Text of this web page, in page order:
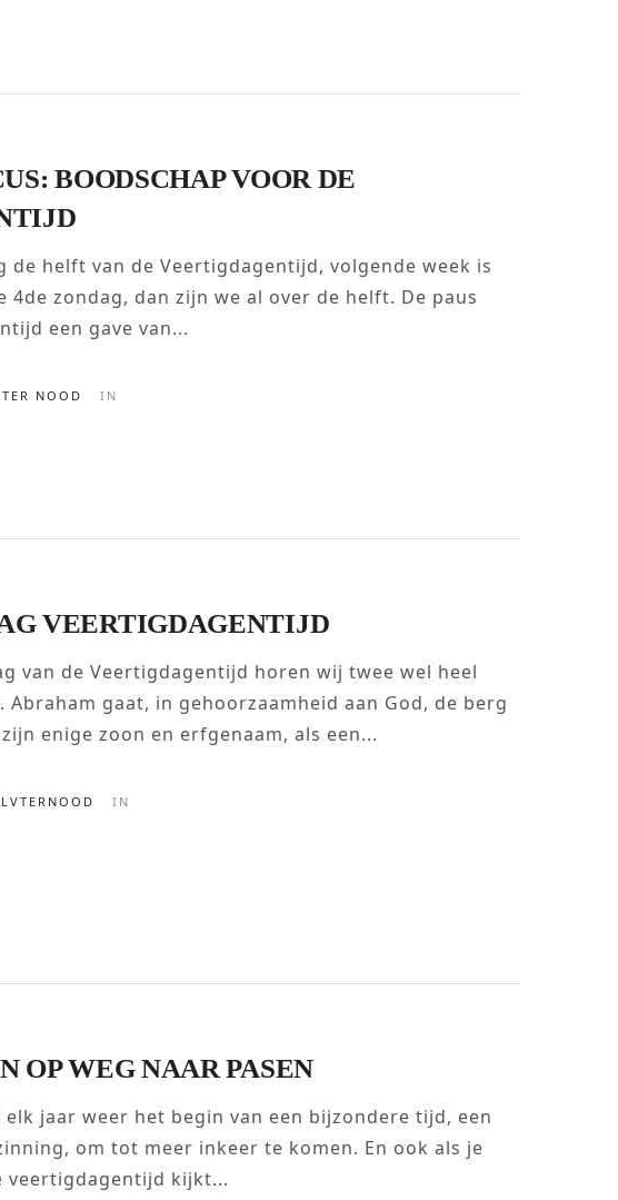
BOODSCHAP VOOR DE
de helft van de Veertigdagentijd, volgende week is
4de zondag, dan zijn we al over de helft. De paus
een gave van...
NOOD IN
VEERTIGDAGENTIJD
van de Veertigdagentijd horen wij twee wel heel
Abraham gaat, in gehoorzaamheid aan God, de berg
enige zoon en erfgenaam, als een...
IN
OP WEG NAAR PASEN
jaar weer het begin van een bijzondere tijd, een
om tot meer inkeer te komen. En ook als je
veertigdagentijd kijkt...